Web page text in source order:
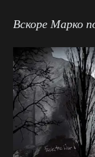
Вскоре Марко